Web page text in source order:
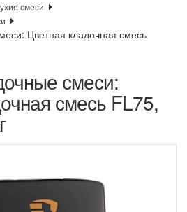
смеси
Цветная кладочная смесь
смеси:
смесь FL75,